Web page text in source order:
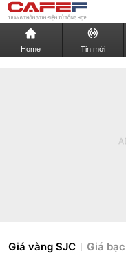
Home Tin mới
Giá vàng SJC Giá bạc